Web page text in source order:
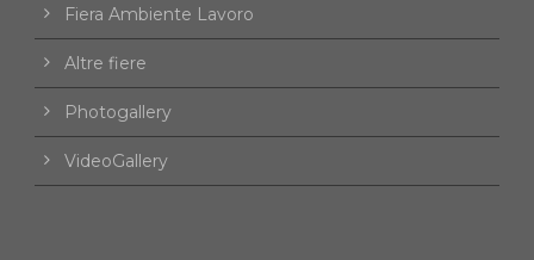
Fiera Ambiente Lavoro
Altre fiere
Photogallery
VideoGallery